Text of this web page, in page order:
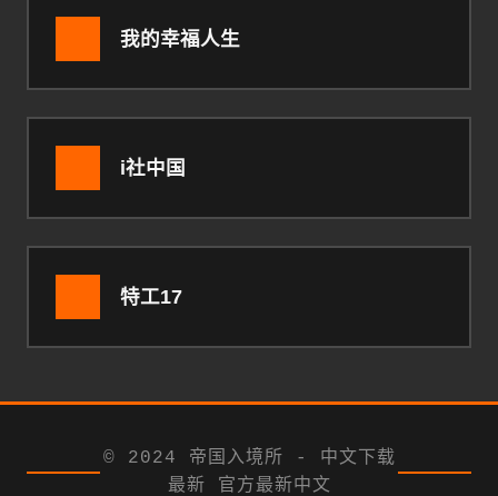
我的幸福人生
i社中国
特工17
© 2024 帝国入境所 - 中文下载
最新 官方最新中文